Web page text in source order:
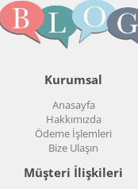
Kurumsal
Anasayfa
Hakkımızda
Ödeme İşlemleri
Bize Ulaşın
Müşteri İlişkileri